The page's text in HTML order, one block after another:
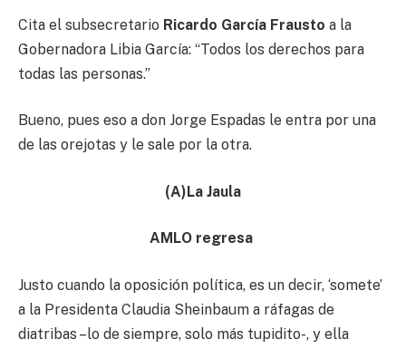
Cita el subsecretario Ricardo García Frausto a la
Gobernadora Libia García: “Todos los derechos para
todas las personas.”
Bueno, pues eso a don Jorge Espadas le entra por una
de las orejotas y le sale por la otra.
(A)La Jaula
AMLO regresa
Justo cuando la oposición política, es un decir, ‘somete’
a la Presidenta Claudia Sheinbaum a ráfagas de
diatribas –lo de siempre, solo más tupidito-, y ella